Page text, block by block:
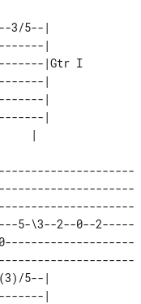
3/5--|
|
|Gtr I
|
|
|
5-\3--2--0--2-----
(3)/5--|
|